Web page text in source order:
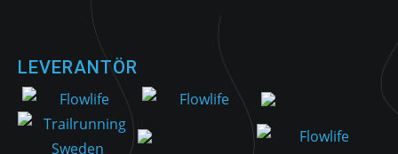
LEVERANTÖR